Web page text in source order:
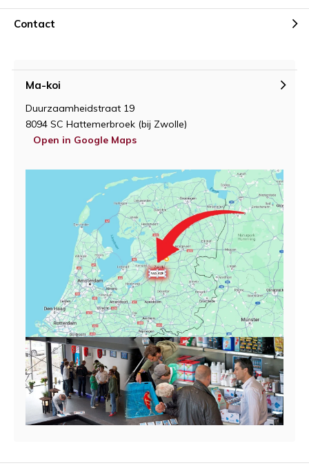
Contact
Ma-koi
Duurzaamheidstraat 19
8094 SC Hattemerbroek (bij Zwolle)
Open in Google Maps